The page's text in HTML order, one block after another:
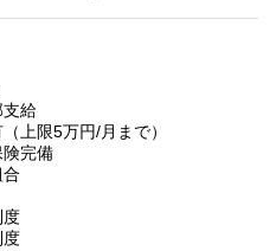
支給
上限5万円/月まで）
険完備
合
度
度